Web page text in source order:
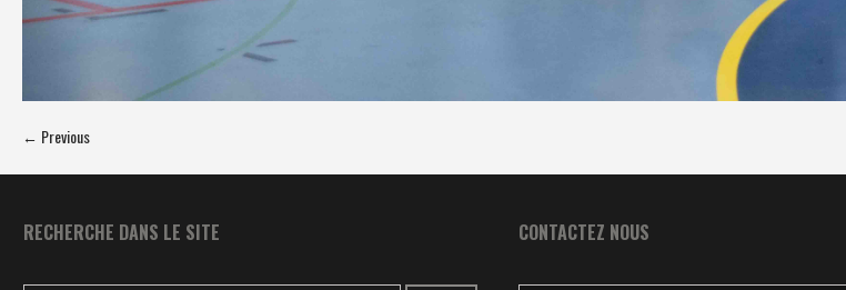
← Previous
RECHERCHE DANS LE SITE CONTACTEZ NOUS